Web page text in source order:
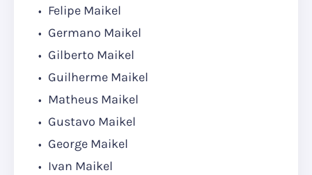
Felipe Maikel
Germano Maikel
Gilberto Maikel
Guilherme Maikel
Matheus Maikel
Gustavo Maikel
George Maikel
Ivan Maikel